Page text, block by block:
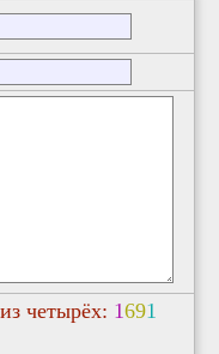
четырёх: 1691